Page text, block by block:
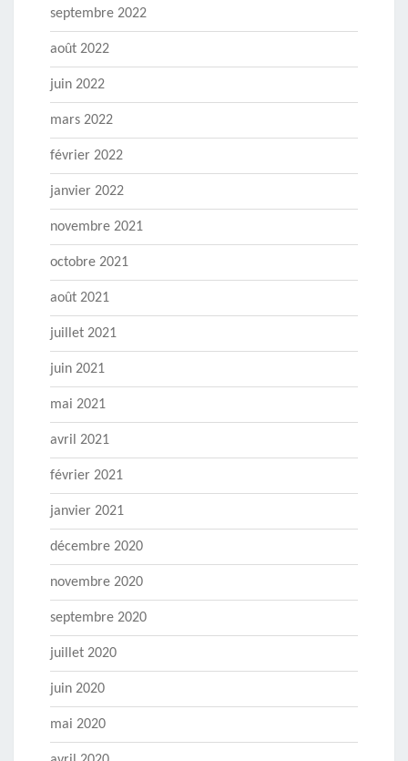
septembre 2022
août 2022
juin 2022
mars 2022
février 2022
janvier 2022
novembre 2021
octobre 2021
août 2021
juillet 2021
juin 2021
mai 2021
avril 2021
février 2021
janvier 2021
décembre 2020
novembre 2020
septembre 2020
juillet 2020
juin 2020
mai 2020